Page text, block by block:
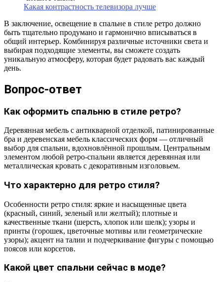
Какая контрастность телевизора лучше
В заключение, освещение в спальне в стиле ретро должно
быть тщательно продумано и гармонично вписываться в
общий интерьер. Комбинируя различные источники света и
выбирая подходящие элементы, вы сможете создать
уникальную атмосферу, которая будет радовать вас каждый
день.
Вопрос-ответ
Как оформить спальню в стиле ретро?
Деревянная мебель с антикварной отделкой, патинированные
бра и деревенская мебель классических форм — отличный
выбор для спальни, вдохновлённой прошлым. Центральным
элементом любой ретро-спальни является деревянная или
металлическая кровать с декоративным изголовьем.
Что характерно для ретро стиля?
Особенности ретро стиля: яркие и насыщенные цвета
(красный, синий, зеленый или желтый); плотные и
качественные ткани (шерсть, хлопок или шелк); узоры и
принты (горошек, цветочные мотивы или геометрические
узоры); акцент на талии и подчеркивание фигуры с помощью
поясов или корсетов.
Какой цвет спальни сейчас в моде?